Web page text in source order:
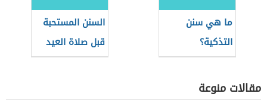
ما هي سنن
التذكية؟
السنن المستحبة
قبل صلاة العيد
مقالات منوعة